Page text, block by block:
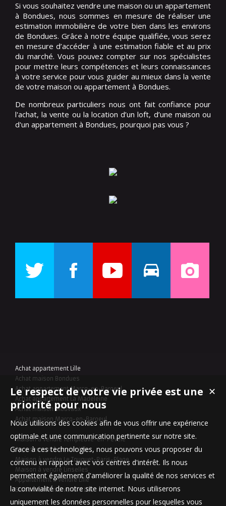
Si vous souhaitez vendre une maison ou un appartement
à Bondues, nous sommes en mesure de réaliser une
estimation immobilière de votre bien dans les environs
de Bondues. Grâce à notre équipe qualifiée, vous serez
en mesure d’accéder à une estimation fiable et au prix
du marché. Vous pouvez compter sur nos spécialistes
pour mettre leurs compétences et leurs connaissances
à votre service pour vous guider au mieux dans la vente
de votre maison ou appartement à Bondues.
De nombreux particuliers nous ont fait confiance pour
l'achat, la vente ou la location d’un loft, d’une maison ou
d'un appartement à Bondues, pourquoi pas vous ?
Achat appartement Lille
Achat maison Bondues
Achat appartement Marcq-en-Baroeul
Achat appartement La Madeleine
Achat maison Mouvaux
Achat maison Marcq-en-Baroeul
Maison à vendre Templeuve-en-Pévèle
Appartement à vendre Lille
Maison à vendre Le Touquet-Paris-Plage
Maison à vendre Linselles
Appartement à vendre Lille
Stationnement à vendre Lille
✕
Le respect de votre vie privée est une
priorité pour nous
Nous utilisons des cookies afin de vous offrir une expérience
optimale et une communication pertinente sur notre site.
Grace à ces technologies, nous pouvons vous proposer du
contenu en rapport avec vos centres d'intérêt. Ils nous
permettent également d'améliorer la qualité de nos services et
la convivialité de notre site internet. Nous utiliserons
uniquement les données personnelles pour lesquelles vous